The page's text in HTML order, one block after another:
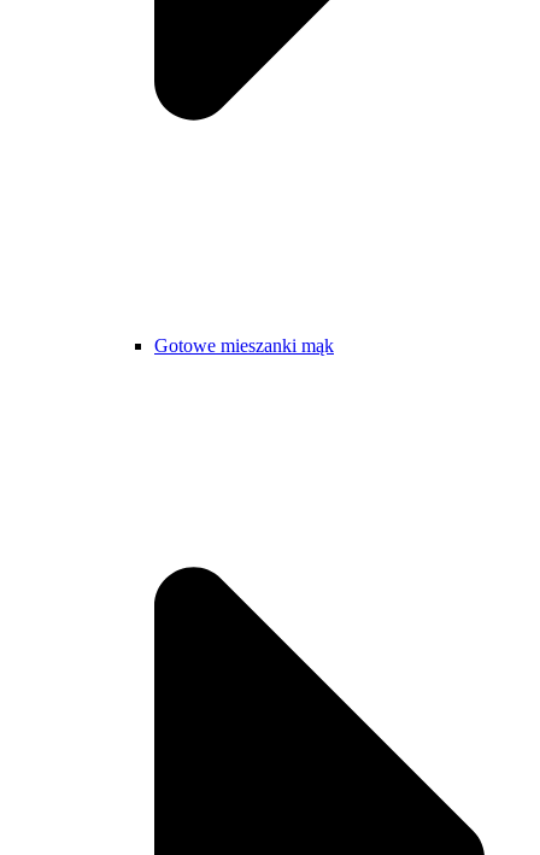
Gotowe mieszanki mąk